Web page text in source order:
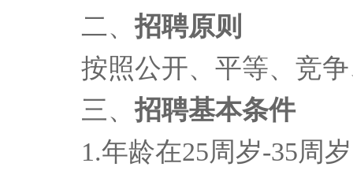
二、招聘原则
按照公开、平等、竞
三、招聘基本条件
1.年龄在25周岁-35周